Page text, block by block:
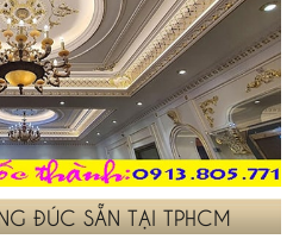
ĐÚC SẴN TẠI TPHCM